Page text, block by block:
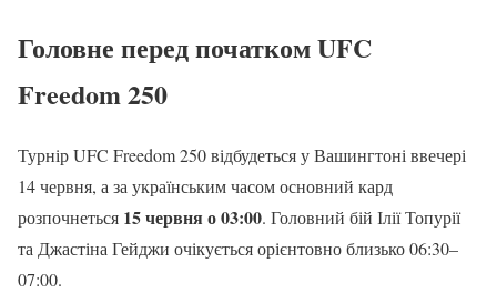
Головне перед початком UFC
Freedom 250
Турнір UFC Freedom 250 відбудеться у Вашингтоні ввечері
14 червня, а за українським часом основний кард
розпочнеться 15 червня о 03:00. Головний бій Ілії Топурії
та Джастіна Гейджи очікується орієнтовно близько 06:30–
07:00.